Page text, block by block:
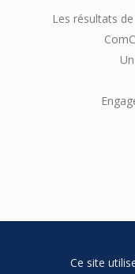
Ce site
Les résultats